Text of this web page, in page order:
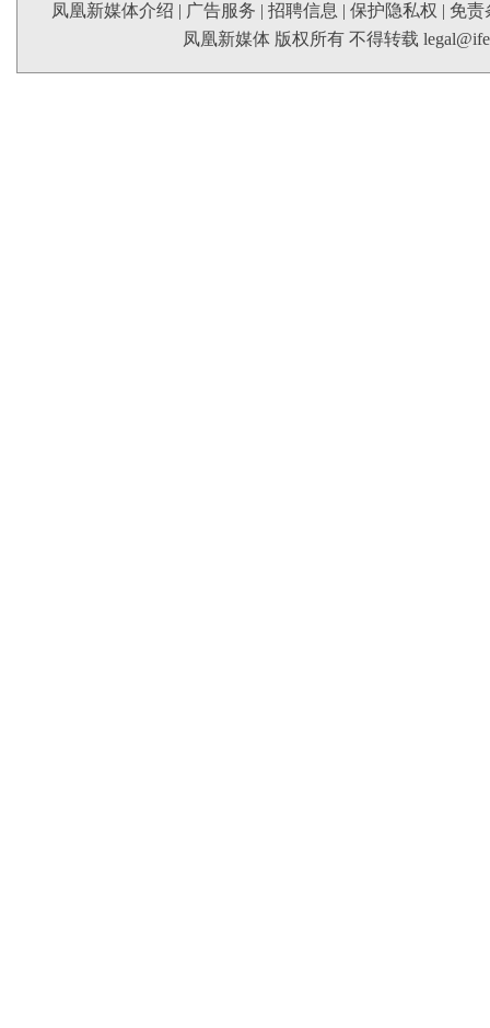
凤凰新媒体介绍 | 广告服务 | 招聘信息 | 保护隐私权 | 免责
凤凰新媒体 版权所有 不得转载